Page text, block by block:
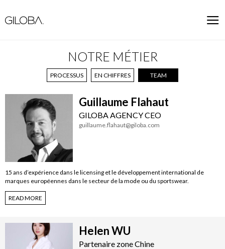
NOTRE MÉTIER
PROCESSUS EN CHIFFRES TEAM
Guillaume Flahaut
GILOBA AGENCY CEO
guillaume.flahaut@giloba.com
15 ans d’expérience dans le licensing et le développement international de
marques européennes dans le secteur de la mode ou du sportswear.
READ MORE
Helen WU
Partenaire zone Chine